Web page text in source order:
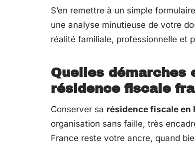
S’en remettre à un simple
une analyse minutieuse de votre
réalité familiale, professionnelle et
Quelles démarches
résidence fiscale
Conserver sa résidence fiscale en
organisation sans faille, très
France reste votre ancre, quand